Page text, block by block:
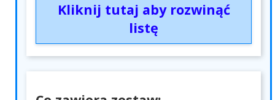
Kliknij tutaj aby rozwinąć
listę